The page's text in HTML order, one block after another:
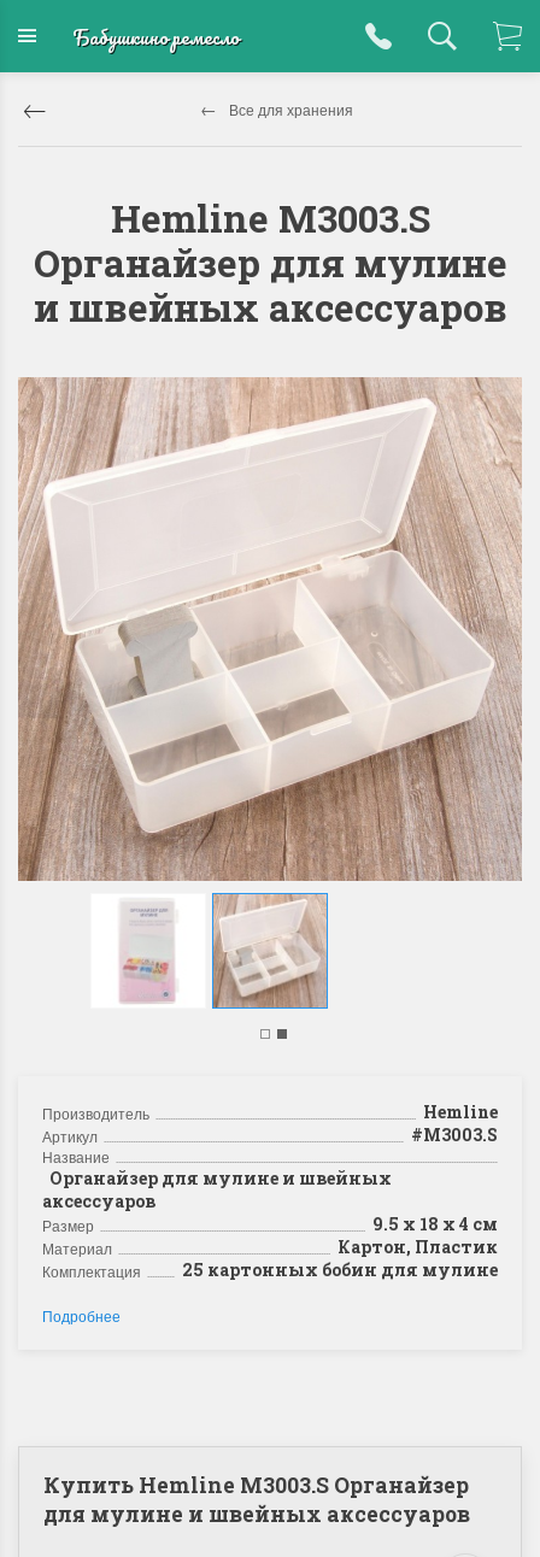
Бабушкино ремесло
Все для хранения
Hemline M3003.S
Органайзер для мулине
и швейных аксессуаров
Производитель Hemline
Артикул #M3003.S
Название
Органайзер для мулине и швейных
аксессуаров
Размер 9.5 х 18 х 4 см
Материал Картон, Пластик
Комплектация 25 картонных бобин для мулине
Подробнее
Купить Hemline M3003.S Органайзер
для мулине и швейных аксессуаров